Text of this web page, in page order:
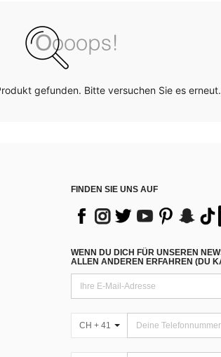
gefunden. Bitte versuchen Sie es erneut.
FINDEN SIE UNS AUF
WENN DU DICH FÜR UNSEREN
ALLEN ANDEREN ERFAHREN (DU
CH + 41